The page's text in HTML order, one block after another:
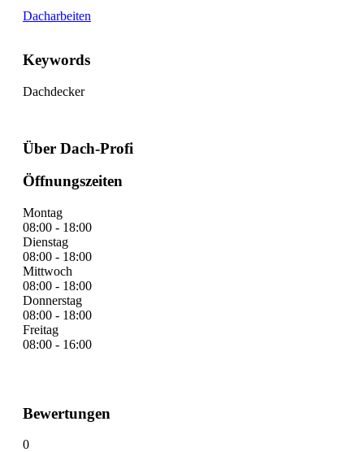
Dacharbeiten
Keywords
Dachdecker
Über Dach-Profi
Öffnungszeiten
Montag
08:00 - 18:00
Dienstag
08:00 - 18:00
Mittwoch
08:00 - 18:00
Donnerstag
08:00 - 18:00
Freitag
08:00 - 16:00
Bewertungen
0